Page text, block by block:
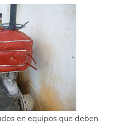
en equipos que deben